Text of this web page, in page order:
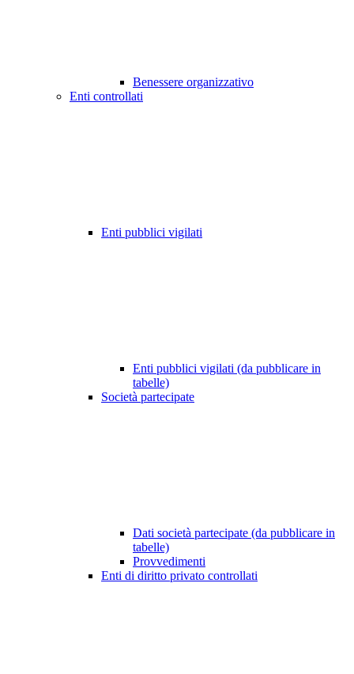
Benessere organizzativo
Enti controllati
Enti pubblici vigilati
Enti pubblici vigilati (da pubblicare in
tabelle)
Società partecipate
Dati società partecipate (da pubblicare in
tabelle)
Provvedimenti
Enti di diritto privato controllati